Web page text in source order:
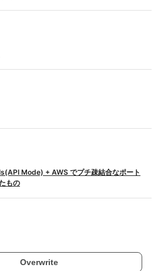
Mode) + AWS でプチ疎結合なポート
もの
Overwrite